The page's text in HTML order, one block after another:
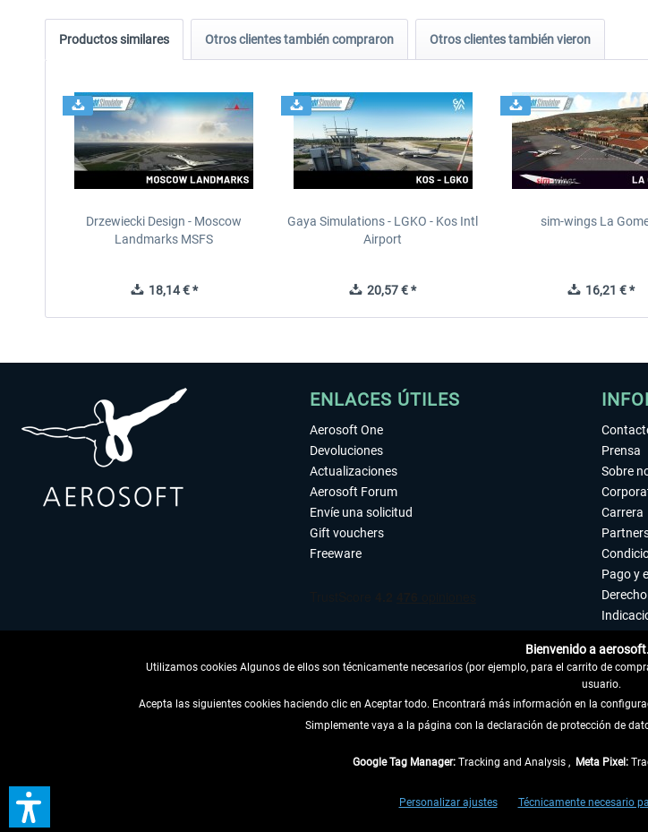
Productos similares Otros clientes también compraron Otros clientes también vieron
Drzewiecki Design - Moscow
Landmarks MSFS
18,14 € *
Gaya Simulations - LGKO - Kos Intl
Airport
20,57 € *
sim-wings La
16,21 € *
ENLACES ÚTILES
Aerosoft One
Devoluciones
Actualizaciones
Aerosoft Forum
Envíe una solicitud
Gift vouchers
Freeware
DESISTIR DEL CONTRATO
Prensa
Sobre
Carrera
Pago y
Aviso
así como las
** De aplicación a envíos dentro de Alemania. Los plazos de envío para los
Bienvenido a
Utilizamos cookies Algunos de ellos son técnicamente necesarios (por ejemplo, para el carrito de
usuario.
Acepta las siguientes cookies haciendo clic en Aceptar todo. Encontrará más información en la
Simplemente vaya a la página con la declaración de protección de
Google Tag Manager: Tracking and Analysis , Meta Pixel:
Personalizar ajustes Técnicamente necesario